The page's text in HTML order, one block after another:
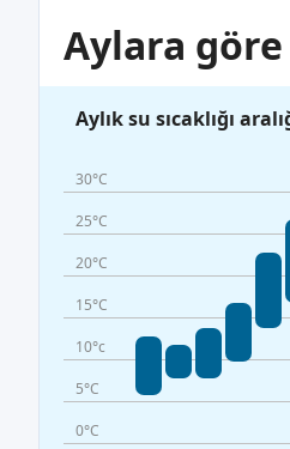
Aylara göre
Aylık su sıcaklığı
30°C
25°C
20°C
15°C
10°c
5°C
0°C